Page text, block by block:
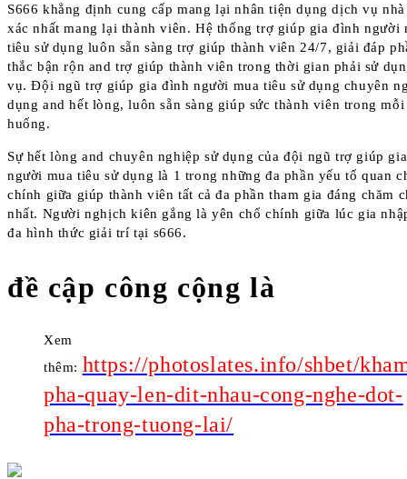
S666 khẳng định cung cấp mang lại nhân tiện dụng dịch vụ
xác nhất mang lại thành viên. Hệ thống trợ giúp gia đình người
tiêu sử dụng luôn sẵn sàng trợ giúp thành viên 24/7, giải đáp
thắc bận rộn and trợ giúp thành viên trong thời gian phải sử
vụ. Đội ngũ trợ giúp gia đình người mua tiêu sử dụng chuyên
dụng and hết lòng, luôn sẵn sàng giúp sức thành viên trong mỗi
huống.
Sự hết lòng and chuyên nghiệp sử dụng của đội ngũ trợ giúp
người mua tiêu sử dụng là 1 trong những đa phần yếu tố quan
chính giữa giúp thành viên tất cả đa phần tham gia đáng chăm
nhất. Người nghịch kiên gắng là yên chổ chính giữa lúc gia
đa hình thức giải trí tại s666.
đề cập công cộng là
Xem
thêm: https://photoslates.info/shbet/
pha-quay-len-dit-nhau-cong-nghe-dot-
pha-trong-tuong-lai/